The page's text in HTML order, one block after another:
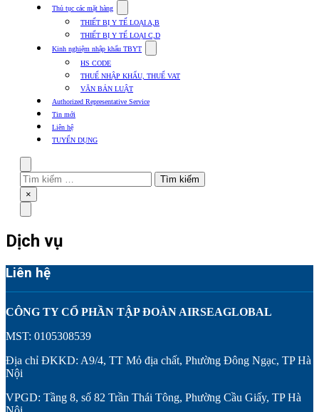
Thủ tục các mặt hàng
submenu
for
Thủ
tục
mặt
hàng
THIẾT BỊ Y TẾ LOẠI A,B
THIẾT BỊ Y TẾ LOẠI C,D
Kinh nghiệm nhập khẩu TBYT
submenu
Kinh
HS CODE
THUẾ NHẬP KHẨU, THUẾ VAT
VĂN BẢN LUẬT
Authorized Representative Service
Tin mới
Liên hệ
TUYỂN DỤNG
Tìm
kiếm
cho:
Close
×
Dịch vụ
Liên hệ
CÔNG TY CỔ PHẦN TẬP ĐOÀN AIRSEAGLOBAL
MST: 0105308539
Địa chỉ ĐKKD: A9/4, TT Mỏ địa chất, Phường Đông Ngạc, TP Hà
Nội
VPGD: Tầng 8, số 82 Trần Thái Tông, Phường Cầu Giấy, TP Hà